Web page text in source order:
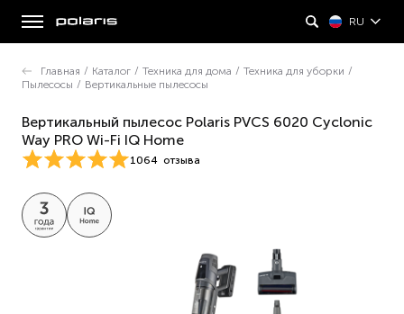
RU
Главная / Каталог / Техника для дома / Техника для уборки /
Пылесосы / Вертикальные пылесосы
Вертикальный пылесос Polaris PVCS 6020 Cyclonic
Way PRO Wi-Fi IQ Home
1064 отзыва